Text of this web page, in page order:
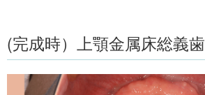
(完成時）上顎金属床総義歯